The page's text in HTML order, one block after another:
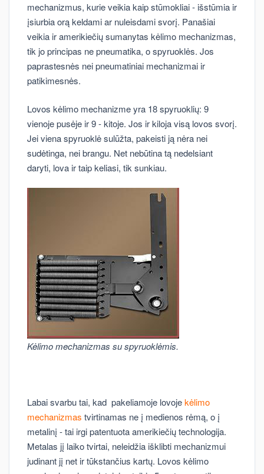
mechanizmus, kurie veikia kaip stūmokliai - išstūmia ir
įsiurbia orą keldami ar nuleisdami svorį. Panašiai
veikia ir amerikiečių sumanytas kėlimo mechanizmas,
tik jo principas ne pneumatika, o spyruoklės. Jos
paprastesnės nei pneumatiniai mechanizmai ir
patikimesnės.
Lovos kėlimo mechanizme yra 18 spyruoklių: 9
vienoje pusėje ir 9 - kitoje. Jos ir kiloja visą lovos svorį.
Jei viena spyruoklė sulūžta, pakeisti ją nėra nei
sudėtinga, nei brangu. Net nebūtina tą nedelsiant
daryti, lova ir taip keliasi, tik sunkiau.
Kėlimo mechanizmas su spyruoklėmis.
Labai svarbu tai, kad pakeliamoje lovojekėlimo
mechanizmas tvirtinamas ne į medienos rėmą, o į
metalinį - tai irgi patentuota amerikiečių technologija.
Metalas jį laiko tvirtai, neleidžia išklibti mechanizmui
judinant jį net ir tūkstančius kartų. Lovos kėlimo